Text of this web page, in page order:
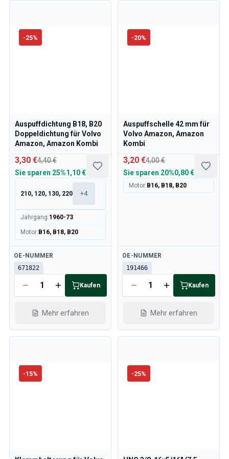
-25%
Auspuffdichtung B18, B20
Doppeldichtung für Volvo
Amazon, Amazon Kombi
3,30 €4,40 €
Sie sparen 25%1,10 €
210, 120, 130, 220 +4
Jahrgang:1960-73
Motor: B16, B18, B20
Verfügbar
OE-NUMMER
671822
Kaufen
Mehr erfahren
-20%
Auspuffschelle 42 mm für
Volvo Amazon, Amazon
Kombi
3,20 €4,00 €
Sie sparen 20%0,80 €
Motor: B16, B18, B20
Verfügbar
OE-NUMMER
191466
Kaufen
Mehr erfahren
-15% -25%